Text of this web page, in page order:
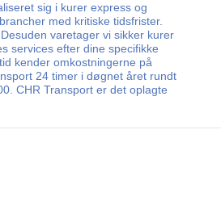
sig i kurer express og
med kritiske tidsfrister.
varetager vi sikker kurer
services efter dine specifikke
kender omkostningerne på
24 timer i døgnet året rundt
CHR Transport er det oplagte